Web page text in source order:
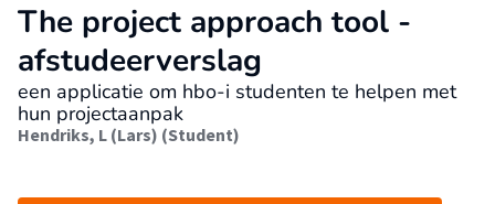
The project approach tool -
afstudeerverslag
een applicatie om hbo-i studenten te helpen met
hun projectaanpak
Hendriks, L (Lars) (Student)